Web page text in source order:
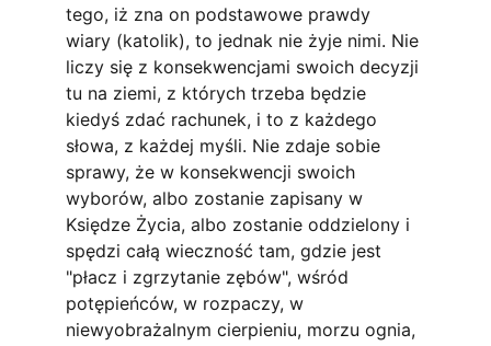
tego, iż zna on podstawowe prawdy
wiary (katolik), to jednak nie żyje nimi. Nie
liczy się z konsekwencjami swoich decyzji
tu na ziemi, z których trzeba będzie
kiedyś zdać rachunek, i to z każdego
słowa, z każdej myśli. Nie zdaje sobie
sprawy, że w konsekwencji swoich
wyborów, albo zostanie zapisany w
Księdze Życia, albo zostanie oddzielony i
spędzi całą wieczność tam, gdzie jest
"płacz i zgrzytanie zębów", wśród
potępieńców, w rozpaczy, w
niewyobrażalnym cierpieniu, morzu ognia,